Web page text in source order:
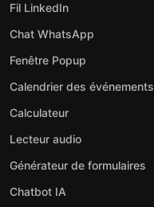
Fil LinkedIn
Chat WhatsApp
Fenêtre Popup
Calendrier des événements
Calculateur
Lecteur audio
Générateur de formulaires
Chatbot IA